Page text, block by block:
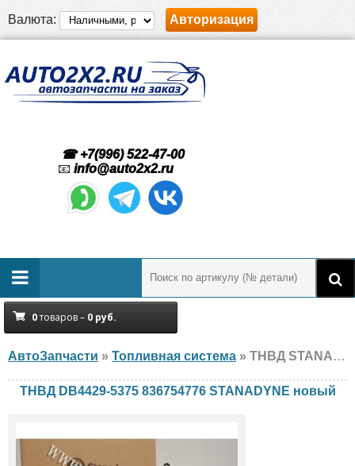
Валюта: Авторизация
☎ +7(996) 522-47-00
📧 info@auto2x2.ru
0товаров – 0 руб.
АвтоЗапчасти » Топливная система » ТНВД STANADYNE DB4429-5375 836754776 SISU, новый
ТНВД DB4429-5375 836754776 STANADYNE новый